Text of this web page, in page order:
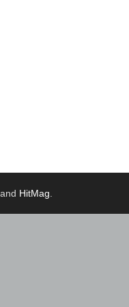
and HitMag